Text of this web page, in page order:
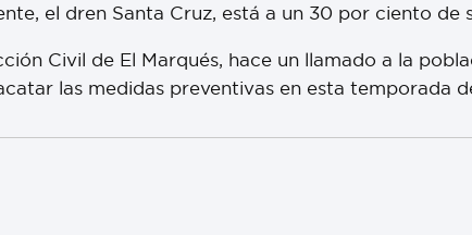
el dren Santa Cruz, está a un 30 por ciento de
Civil de El Marqués, hace un llamado a la
las medidas preventivas en esta temporada